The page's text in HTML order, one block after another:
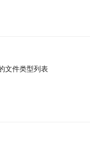
文件类型列表